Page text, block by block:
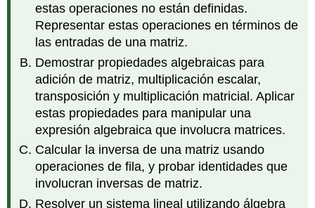
estas operaciones no están definidas.
Representar estas operaciones en términos de
las entradas de una matriz.
Demostrar propiedades algebraicas para
adición de matriz, multiplicación escalar,
transposición y multiplicación matricial. Aplicar
estas propiedades para manipular una
expresión algebraica que involucra matrices.
Calcular la inversa de una matriz usando
operaciones de fila, y probar identidades que
involucran inversas de matriz.
Resolver un sistema lineal utilizando álgebra